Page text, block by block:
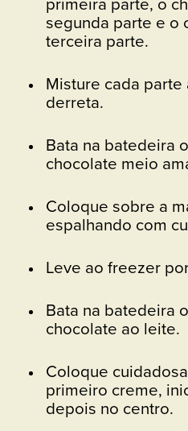
segunda parte e o
terceira parte.
Misture cada
derreta.
Bata na batedeira
chocolate meio
Coloque sobre a
espalhando com
Leve ao freezer
Bata na batedeira
chocolate ao leite.
Coloque
primeiro creme,
depois no centro.